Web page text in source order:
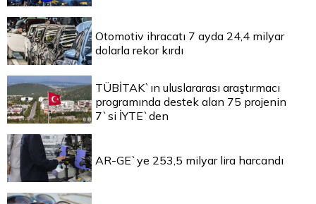
Otomotiv ihracatı 7 ayda 24,4 milyar
dolarla rekor kırdı
TÜBİTAK`ın uluslararası araştırmacı
programında destek alan 75 projenin
7`si İYTE`den
AR-GE`ye 253,5 milyar lira harcandı